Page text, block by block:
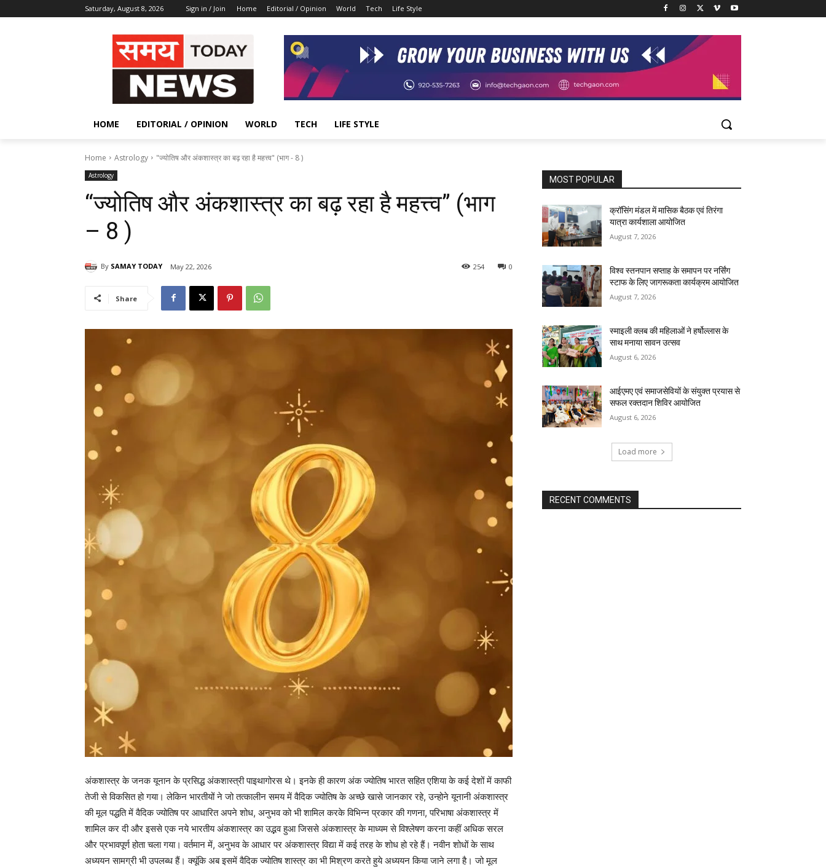
Saturday, August 8, 2026 Sign in / Join Home Editorial / Opinion World Tech Life Style
HOME EDITORIAL / OPINION WORLD TECH LIFE STYLE
Home Astrology "ज्योतिष और अंकशास्त्र का बढ़ रहा है महत्त्व" (भाग - 8 )
Astrology
“ज्योतिष और अंकशास्त्र का बढ़ रहा है महत्त्व” (भाग
– 8 )
By SAMAY TODAY May 22, 2026 0
254
Share
अंकशास्त्र के जनक यूनान के प्रसिद्ध अंकशास्त्री पाइथागोरस थे। इनके ही कारण अंक ज्योतिष भारत सहित एशिया के कई देशों में काफी
तेजी से विकसित हो गया। लेकिन भारतीयों ने जो तत्कालीन समय में वैदिक ज्योतिष के अच्छे खासे जानकार रहे, उन्होने यूनानी अंकशास्त्र
की मूल पद्धति में वैदिक ज्योतिष पर आधारित अपने शोध, अनुभव को भी शामिल करके विभिन्न प्रकार की गणना, परिभाषा अंकशास्त्र में
शामिल कर दी और इससे एक नये भारतीय अंकशास्त्र का उद्भव हुआ जिससे अंकशास्त्र के माध्यम से विश्लेषण करना कहीं अधिक सरल
और प्रभावपूर्ण होता चला गया। वर्तमान में, अनुभव के आधार पर अंकशास्त्र विद्या में कई तरह के शोध हो रहे हैं। नवीन शोधों के साथ
अध्ययन सामग्री भी उपलब्ध हैं। क्यूंकि अब इसमें वैदिक ज्योतिष शास्त्र का भी मिश्रण करते हुये अध्ययन किया जाने लगा है। जो मूल
MOST POPULAR
क्रॉसिंग मंडल में मासिक बैठक एवं तिरंगा
यात्रा कार्यशाला आयोजित
August 7, 2026
विश्व स्तनपान सप्ताह के समापन पर नर्सिंग
स्टाफ के लिए जागरूकता कार्यक्रम आयोजित
August 7, 2026
स्माइली क्लब की महिलाओं ने हर्षोल्लास के
साथ मनाया सावन उत्सव
August 6, 2026
आईएमए एवं समाजसेवियों के संयुक्त प्रयास से
सफल रक्तदान शिविर आयोजित
August 6, 2026
Load more
RECENT COMMENTS